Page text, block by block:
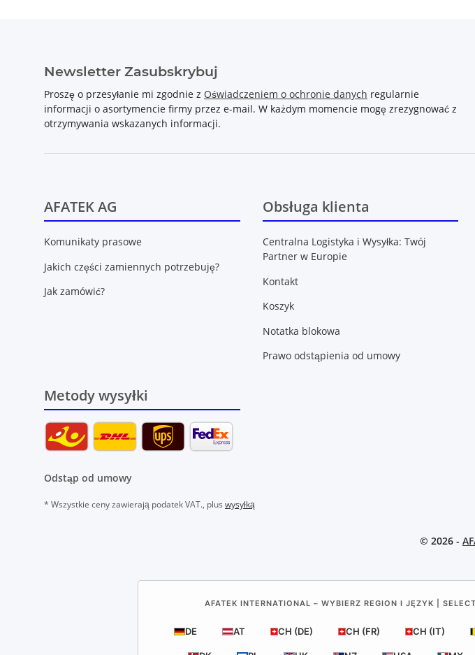
Newsletter Zasubskrybuj
Proszę o przesyłanie mi zgodnie z Oświadczeniem o ochronie danych regularnie
informacji o asortymencie firmy przez e-mail. W każdym momencie mogę zrezygnować z
otrzymywania wskazanych informacji.
AFATEK AG
Komunikaty prasowe
Jakich części zamiennych potrzebuję?
Jak zamówić?
Obsługa klienta
Centralna Logistyka i Wysyłka: Twój
Partner w Europie
Kontakt
Koszyk
Notatka blokowa
Prawo odstąpienia od umowy
Metody wysyłki
Odstąp od umowy
* Wszystkie ceny zawierają podatek VAT., plus wysyłką
© 2026 -
AFATEK INTERNATIONAL – WYBIERZ REGION I JĘZYK |
DE AT CH (DE) CH (FR) CH (IT)